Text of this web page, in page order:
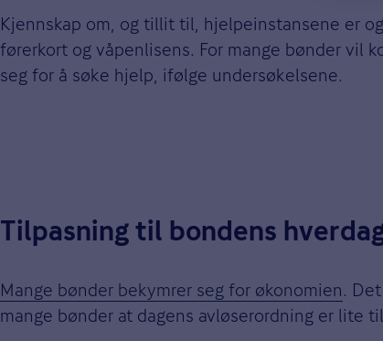
Kjennskap om, og tillit til, hjelpeinstansene er
førerkort og våpenlisens. For mange bønder
seg for å søke hjelp, ifølge undersøkelsene.
Tilpasning til bondens
Mange bønder bekymrer seg for økonomien.
mange bønder at dagens avløserordning er lite